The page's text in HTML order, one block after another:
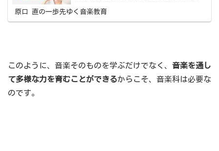
員としてというより、一社会人とし...
原口 直の一歩先ゆく音楽教育
このように、音楽そのものを学ぶだけでなく、 音楽を通し
て多様な力を育むことができるからこそ、音楽科は必要な
のです。